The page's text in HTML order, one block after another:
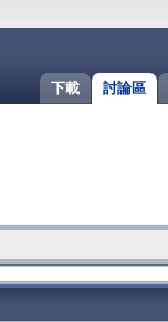
討論區
下載